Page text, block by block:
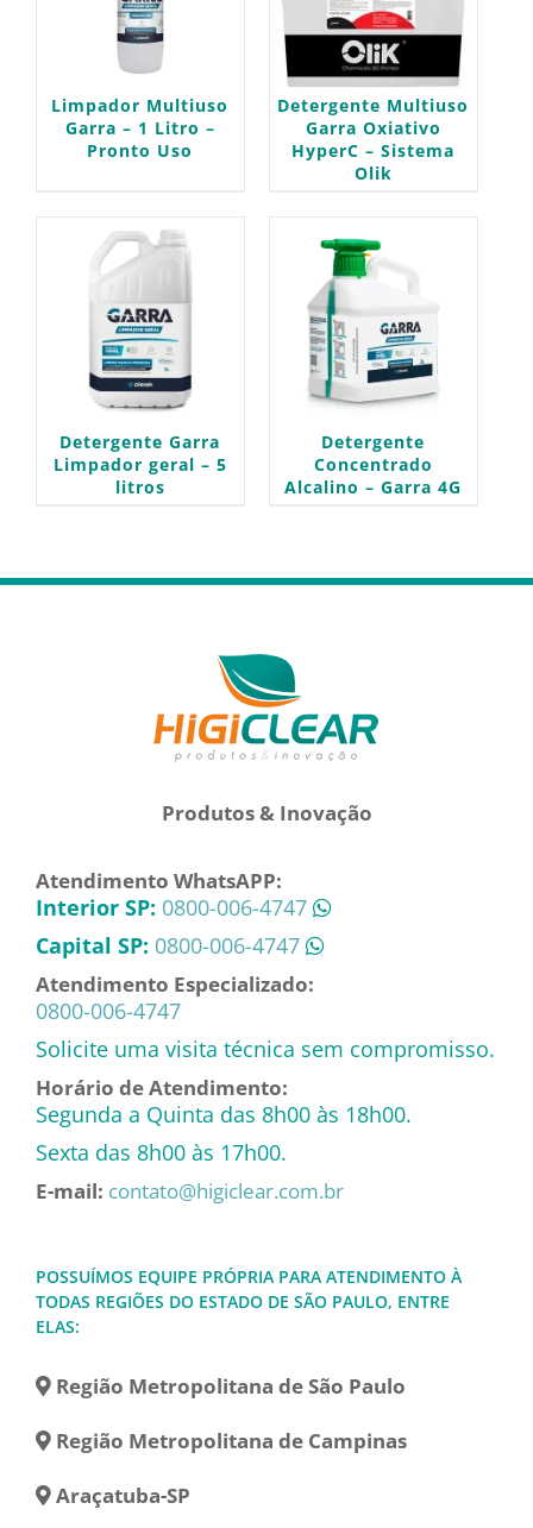
Limpador Multiuso
Garra – 1 Litro –
Pronto Uso
Detergente Multiuso
Garra Oxiativo
HyperC – Sistema
Olik
Detergente Garra
Limpador geral – 5
litros
Detergente
Concentrado
Alcalino – Garra 4G
Produtos & Inovação
Atendimento WhatsAPP:
Interior SP: 0800-006-4747
Capital SP: 0800-006-4747
Atendimento Especializado:
0800-006-4747
Solicite uma visita técnica sem compromisso.
Horário de Atendimento:
Segunda a Quinta das 8h00 às 18h00.
Sexta das 8h00 às 17h00.
E-mail: contato@higiclear.com.br
POSSUÍMOS EQUIPE PRÓPRIA PARA ATENDIMENTO À
TODAS REGIÕES DO ESTADO DE SÃO PAULO, ENTRE
ELAS:
Região Metropolitana de São Paulo
Região Metropolitana de Campinas
Araçatuba-SP